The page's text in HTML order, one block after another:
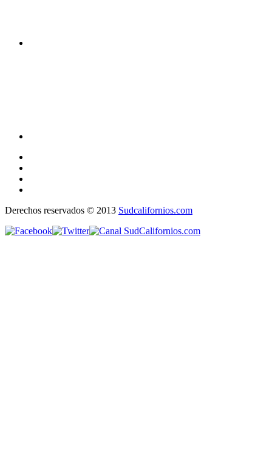
Derechos reservados © 2013 Sudcalifornios.com